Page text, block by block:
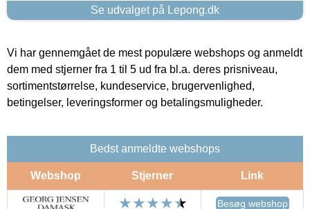
Se udvalget på Lepong.dk
Vi har gennemgået de mest populære webshops og anmeldt
dem med stjerner fra 1 til 5 ud fra bl.a. deres prisniveau,
sortimentstørrelse, kundeservice, brugervenlighed,
betingelser, leveringsformer og betalingsmuligheder.
Bedst anmeldte webshops
Webshop Stjerner Link
Besøg webshop